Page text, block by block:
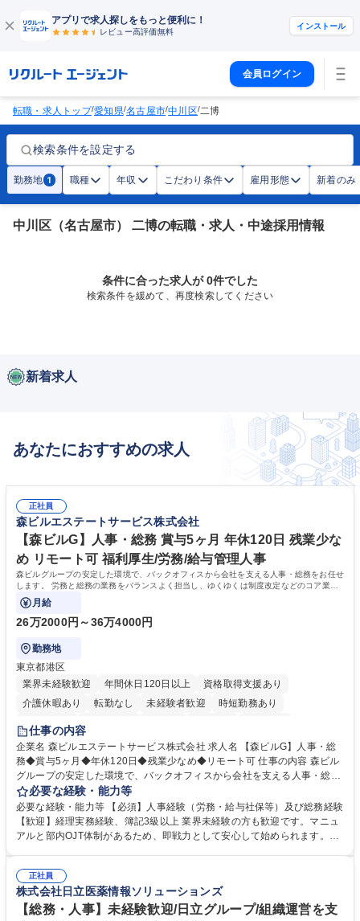
アプリで求人探しをもっと便利に！
レビュー高評価無料
インストール
会員ログイン
転職・求人トップ/愛知県/名古屋市/中川区/二博
検索条件を設定する
勤務地 1 職種 年収 こだわり条件 雇用形態 新着のみ
中川区（名古屋市） 二博の転職・求人・中途採用情報
条件に合った求人が 0件でした
検索条件を緩めて、再度検索してください
新着求人
あなたにおすすめの求人
正社員
森ビルエステートサービス株式会社
【森ビルG】人事・総務 賞与5ヶ月 年休120日 残業少な
め リモート可 福利厚生/労務/給与管理人事
森ビルグループの安定した環境で、バックオフィスから会社を支える人事・総務をお任せ
します。 労務と総務の業務をバランスよく担当し、ゆくゆくは制度改定などのコア業務
にも挑戦できる、やりがいある環境です。
月給
26万2000円～36万4000円
勤務地
東京都港区
業界未経験歓迎
年間休日120日以上
資格取得支援あり
介護休暇あり
転勤なし 未経験者歓迎
時短勤務あり
経験者歓迎
完全週休2日制
交通費支給 長期歓迎 駅近5分以内 土日祝休み
仕事の内容
企業名 森ビルエステートサービス株式会社 求人名 【森ビルG】人事・総
務◆賞与5ヶ月◆年休120日◆残業少なめ◆リモート可 仕事の内容 森ビル
グループの安定した環境で、バックオフィスから会社を支える人事・総務
をお任せします。 労務と総務の業務をバランスよく担当し、ゆくゆくは制
度改定などのコア業務にも挑戦できる、やりがいある環境です。 ■勤怠管
理、給与計算、社会保険手続き、年末調整等の労務管理全般 ■入退社手続
き、社内規定の改定や人事制度改定などのコア業務 ■社内イベントの企画
でも質問・相談できる環境が整っているため、安心して成長できます。 募
集職種 【森ビルG】人事・総務◆賞与5ヶ月◆年休120日◆残業少なめ◆
リモート可
必要な経験・能力等
必要な経験・能力等 【必須】人事経験（労務・給与社保等）及び総務経験
【歓迎】経理実務経験、簿記3級以上 業界未経験の方も歓迎です。マニュ
アルと部内OJT体制があるため、即戦力として安心して始められます。
務に挑戦できるため、自身の成長と組織への貢献度をダイレクトに実感で
きます。 残業少なめ、週1日リモート可など、ワークライフバランスを保
ち長期活躍できる環境です。 「これまでの幅広い経験を活かし、長期的な
正社員
株式会社日立医薬情報ソリューションズ
【総務・人事】未経験歓迎/日立グループ/組織運営を支